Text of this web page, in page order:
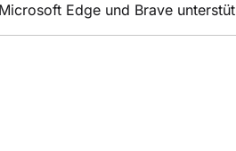
Edge und Brave